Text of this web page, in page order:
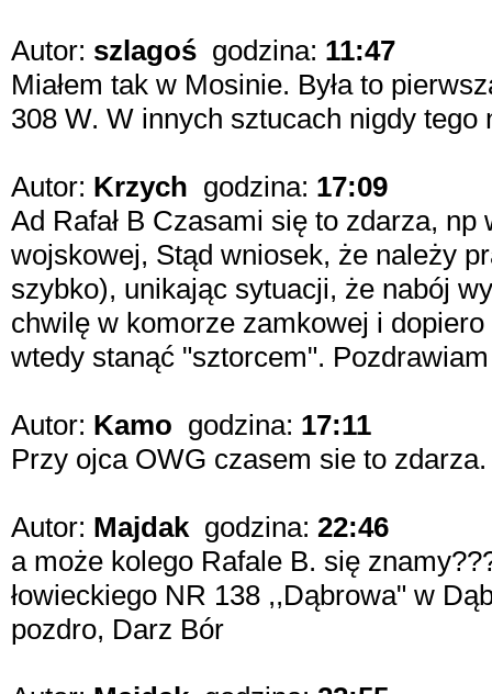
Autor: szlagoś godzina: 11:47
Miałem tak w Mosinie. Była to
308 W. W innych sztucach nigdy tego
Autor: Krzych godzina: 17:09
Ad Rafał B Czasami się to zdarza,
wojskowej, Stąd wniosek, że należy
szybko), unikając sytuacji, że nabój
chwilę w komorze zamkowej i
wtedy stanąć "sztorcem".
Autor: Kamo godzina: 17:11
Przy ojca OWG czasem sie to
Autor: Majdakgodzina: 22:46
a może kolego Rafale B. się
łowieckiego NR 138 ,,Dąbrowa" w
pozdro, Darz Bór